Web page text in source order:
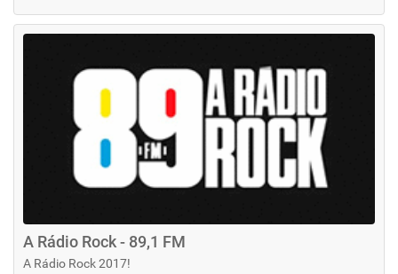
A Rádio Rock - 89,1 FM
A Rádio Rock 2017!